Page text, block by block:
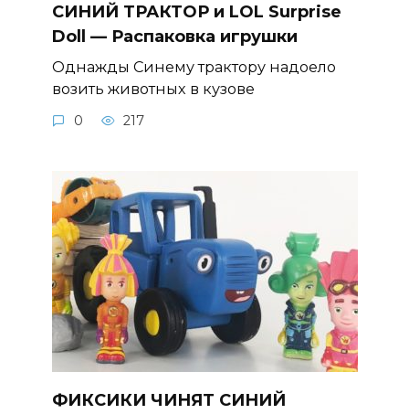
СИНИЙ ТРАКТОР и LOL Surprise
Doll — Распаковка игрушки
Однажды Синему трактору надоело
возить животных в кузове
0 217
ФИКСИКИ ЧИНЯТ СИНИЙ